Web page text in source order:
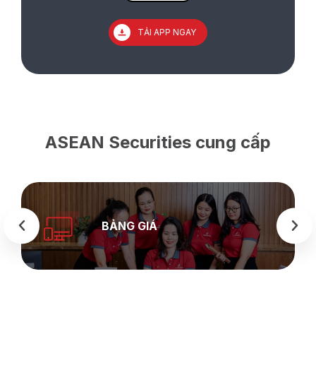
TẢI APP NGAY
ASEAN Securities cung cấp
BẢNG GIÁ